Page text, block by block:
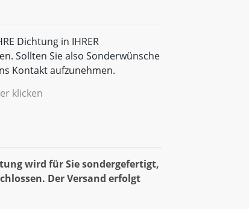
Dichtung in IHRER
Sollten Sie also Sonderwünsche
Kontakt aufzunehmen.
klicken
wird für Sie sondergefertigt,
Der Versand erfolgt